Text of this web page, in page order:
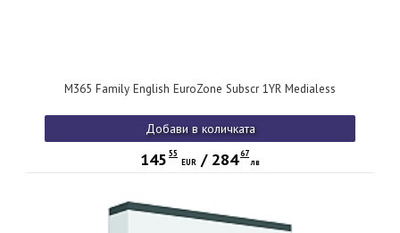
M365 Family English EuroZone Subscr 1YR Medialess
Добави в количката
145 55
EUR / 28467
лв